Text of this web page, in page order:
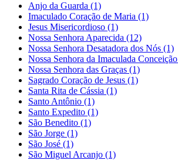
Anjo da Guarda (1)
Imaculado Coração de Maria (1)
Jesus Misericordioso (1)
Nossa Senhora Aparecida (12)
Nossa Senhora Desatadora dos Nós (1)
Nossa Senhora da Imaculada Conceição
Nossa Senhora das Graças (1)
Sagrado Coração de Jesus (1)
Santa Rita de Cássia (1)
Santo Antônio (1)
Santo Expedito (1)
São Benedito (1)
São Jorge (1)
São José (1)
São Miguel Arcanjo (1)